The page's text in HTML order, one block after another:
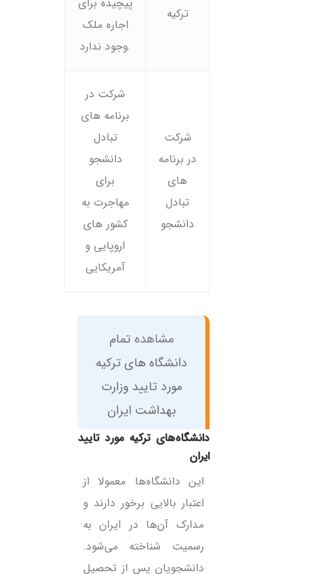
پیچیده برای
اجاره ملک
وجود ندارد.
ترکیه
شرکت در
برنامه های
تبادل
دانشجو
برای
مهاجرت به
کشور های
اروپایی و
آمریکایی
شرکت
در برنامه
های
تبادل
دانشجو
مشاهدهتمام
دانشگاه های ترکیه
مورد تایید وزارت
بهداشت ایران
ایران
این دانشگاه‌ها معمولا از
اعتبار بالایی برخور دارند و
مدارک آن‌ها در ایران به
رسمیت شناخته می‌شود.
دانشجویان پس از تحصیل